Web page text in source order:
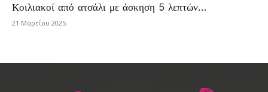
Κοιλιακοί από ατσάλι με άσκηση 5 λεπτών…
21 Μαρτίου 2025